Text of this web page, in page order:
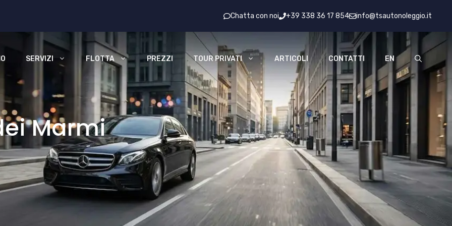
Chatta con noi +39 338 36 17 854 info@tsautonoleggio.it
SERVIZI FLOTTA PREZZI TOUR PRIVATI ARTICOLI CONTATTI EN
Marmi